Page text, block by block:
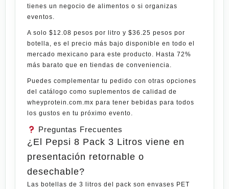
tienes un negocio de alimentos o si organizas
eventos.
A solo $12.08 pesos por litro y $36.25 pesos por
botella, es el precio más bajo disponible en todo el
mercado mexicano para este producto. Hasta 72%
más barato que en tiendas de conveniencia.
Puedes complementar tu pedido con otras opciones
del catálogo como suplementos de calidad de
wheyprotein.com.mx para tener bebidas para todos
los gustos en tu próximo evento.
Preguntas Frecuentes
¿El Pepsi 8 Pack 3 Litros viene en
presentación retornable o
desechable?
Las botellas de 3 litros del pack son envases PET